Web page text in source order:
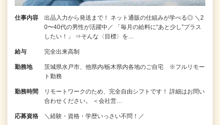
仕事内容
出品入力から発送まで！ ネット通販の仕組みが学べる◎ ＼2
0〜40代の男性が活躍中／ 「毎月の給料に“あと少し”プラス
したい！」 ⇒そんな〈目標〉を…
給与 完全出来高制
勤務地
茨城県水戸市、他県内/栃木県内各地のご自宅 ※フルリモー
ト勤務
勤務時間
リモートワークのため、完全自由シフトです！ 詳細はお問い
合わせください。 ＜会社営…
応募資格 ＼経験・資格・学歴いっさい不問！／